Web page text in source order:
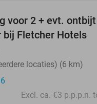
voor 2 + evt.
bij Fletcher Hotels
locaties) (6 km)
Excl. ca. €3 p.p.p.n.